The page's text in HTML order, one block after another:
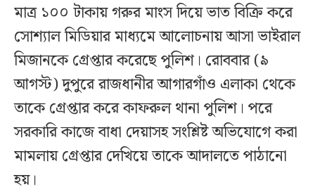
মাত্র ১০০ টাকায় গরুর মাংস দিয়ে ভাত বিক্রি করে
সোশ্যাল মিডিয়ার মাধ্যমে আলোচনায় আসা ভাইরাল
মিজানকে গ্রেপ্তার করেছে পুলিশ। রোববার (৯
আগস্ট) দুপুরে রাজধানীর আগারগাঁও এলাকা থেকে
তাকে গ্রেপ্তার করে কাফরুল থানা পুলিশ। পরে
সরকারি কাজে বাধা দেয়াসহ সংশ্লিষ্ট অভিযোগে করা
মামলায় গ্রেপ্তার দেখিয়ে তাকে আদালতে পাঠানো
হয়।